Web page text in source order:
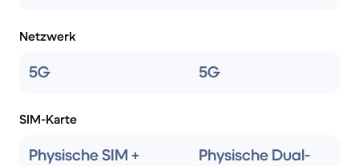
Netzwerk
5G 5G
SIM-Karte
Physische SIM +
Physische Dual-